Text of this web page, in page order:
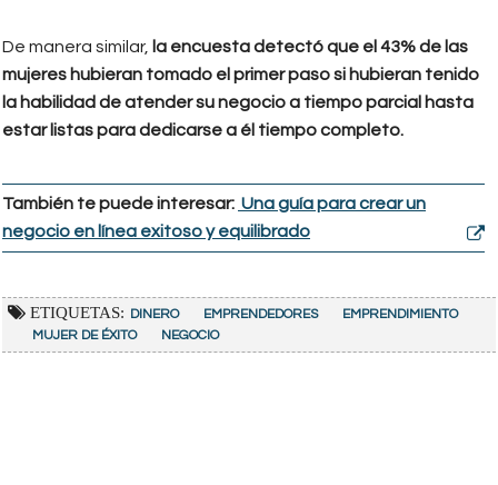
De manera similar, la encuesta detectó que el 43% de las
mujeres hubieran tomado el primer paso si hubieran tenido
la habilidad de atender su negocio a tiempo parcial hasta
estar listas para dedicarse a él tiempo completo.
También te puede interesar: Una guía para crear un
negocio en línea exitoso y equilibrado
ETIQUETAS: DINERO EMPRENDEDORES
EMPRENDIMIENTO
MUJER DE ÉXITO
NEGOCIO